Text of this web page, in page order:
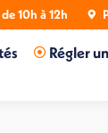
10h à 12h
Régler